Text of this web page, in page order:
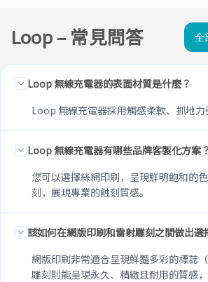
Loop – 常見問答 全
Loop 無線充電器的表面材質是什麼？
Loop 無線充電器採用觸感柔軟、抓地力
Loop 無線充電器有哪些品牌客製化方案？
您可以選擇絲網印刷，呈現鮮明飽和的
刻，展現專業的蝕刻質感。
該如何在網版印刷和雷射雕刻之間做出選
網版印刷非常適合呈現鮮豔多彩的標誌
雕刻則能呈現永久、精緻且耐用的質感，